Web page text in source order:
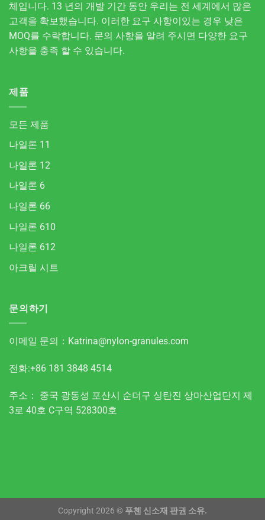
체입니다. 13 년의 개발 기간 동안 우리는 전 세계에서 많은
고객을 확보했습니다. 이러한 요구 사항이있는 경우 낮은
MOQ를 수락합니다. 문의 사항을 알려 주시면 다양한 요구
사항을 충족 할 수 있습니다.
제품
모든 제품
나일론 11
나일론 12
나일론 6
나일론 66
나일론 610
나일론 612
아크릴 시트
문의하기
이메일 문의： Katrina@nylon-granules.com
전화:+86 181 3848 4514
주소： 중국 광동성 포산시 순더구 싱탄진 상마산업단지 제
3로 40호 C구역 528300호
Copyright 2026 © 푸첸 신소재 판권 소유.